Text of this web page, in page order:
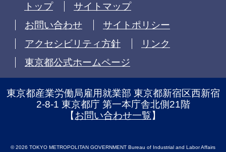
トップ
サイトマップ
お問い合わせ
サイトポリシー
アクセシビリティ方針
リンク
東京都公式ホームページ
東京都産業労働局雇用就業部 東京都新宿区西新宿
2-8-1 東京都庁 第一本庁舎北側21階
【お問い合わせ一覧】
© 2026 TOKYO METROPOLITAN GOVERNMENT Bureau of Industrial and Labor Affairs